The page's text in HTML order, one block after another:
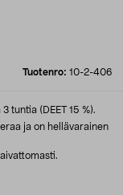
Tuotenro: 10-2-406
tuntia (DEET 15 %).
ja on hellävarainen